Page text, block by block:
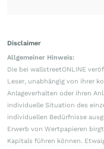
Disclaimer
Allgemeiner Hinweis:
Die bei wallstreetONLINE
Leser, unabhängig von ihrer
Anlageverhalten oder ihren
individuelle Situation des
individuellen Bedürfnisse
Erwerb von Wertpapieren
Kapitals führen können.